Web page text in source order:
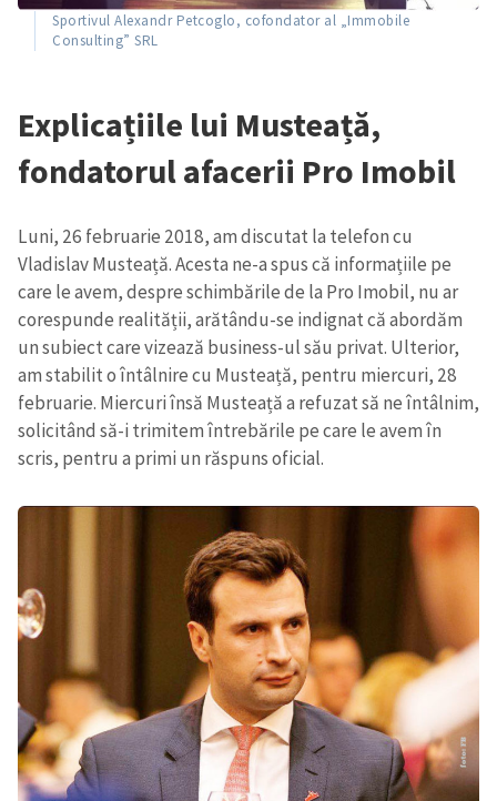
Sportivul Alexandr Petcoglo, cofondator al „Immobile
Consulting” SRL
Explicațiile lui Musteață,
fondatorul afacerii Pro Imobil
Luni, 26 februarie 2018, am discutat la telefon cu
Vladislav Musteață. Acesta ne-a spus că informațiile pe
care le avem, despre schimbările de la Pro Imobil, nu ar
corespunde realității,arătându-se indignat că abordăm
un subiect care vizează business-ul său privat. Ulterior,
am stabilit o întâlnire cu Musteață, pentru miercuri, 28
februarie. Miercuri însă Musteață a refuzatsă ne întâlnim,
solicitând să-i trimitem întrebările pe care le avem în
scris, pentru a primi un răspuns oficial.